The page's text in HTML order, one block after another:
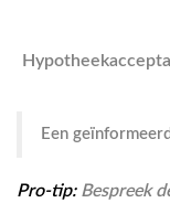
Een
Pro-tip: Bespreek